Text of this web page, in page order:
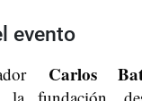
evento
Carlos